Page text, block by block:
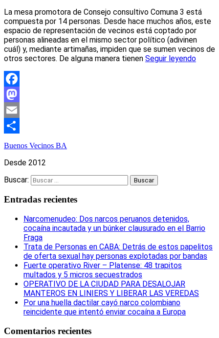
La mesa promotora de Consejo consultivo Comuna 3 está
compuesta por 14 personas. Desde hace muchos años, este
espacio de representación de vecinos está coptado por
personas alineadas en el mismo sector político (adivinen
cuál) y, mediante artimañas, impiden que se sumen vecinos de
otros sectores. De alguna manera tienen Seguir leyendo
Facebook
Mastodon
Email
Compartir
Buenos Vecinos BA
Desde 2012
Buscar:
Entradas recientes
Narcomenudeo: Dos narcos peruanos detenidos,
cocaína incautada y un búnker clausurado en el Barrio
Fraga
Trata de Personas en CABA: Detrás de estos papelitos
de oferta sexual hay personas explotadas por bandas
Fuerte operativo River – Platense: 48 trapitos
multados y 5 micros secuestrados
OPERATIVO DE LA CIUDAD PARA DESALOJAR
MANTEROS EN LINIERS Y LIBERAR LAS VEREDAS
Por una huella dactilar cayó narco colombiano
reincidente que intentó enviar cocaína a Europa
Comentarios recientes